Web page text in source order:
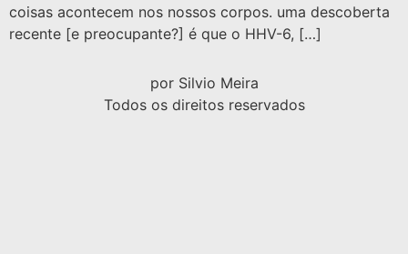
coisas acontecem nos nossos corpos. uma descoberta
recente [e preocupante?] é que o HHV-6, […]
por Silvio Meira
Todos os direitos reservados